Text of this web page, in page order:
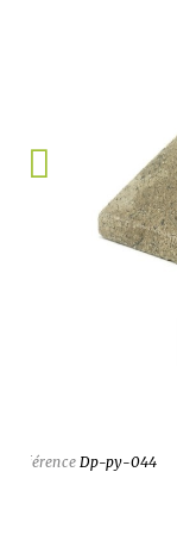
RéférenceDp-py-044